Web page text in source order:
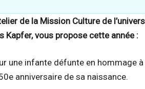
de la Mission Culture de
Kapfer, vous propose cette année :
une infante défunte en hommage à
anniversaire de sa naissance.